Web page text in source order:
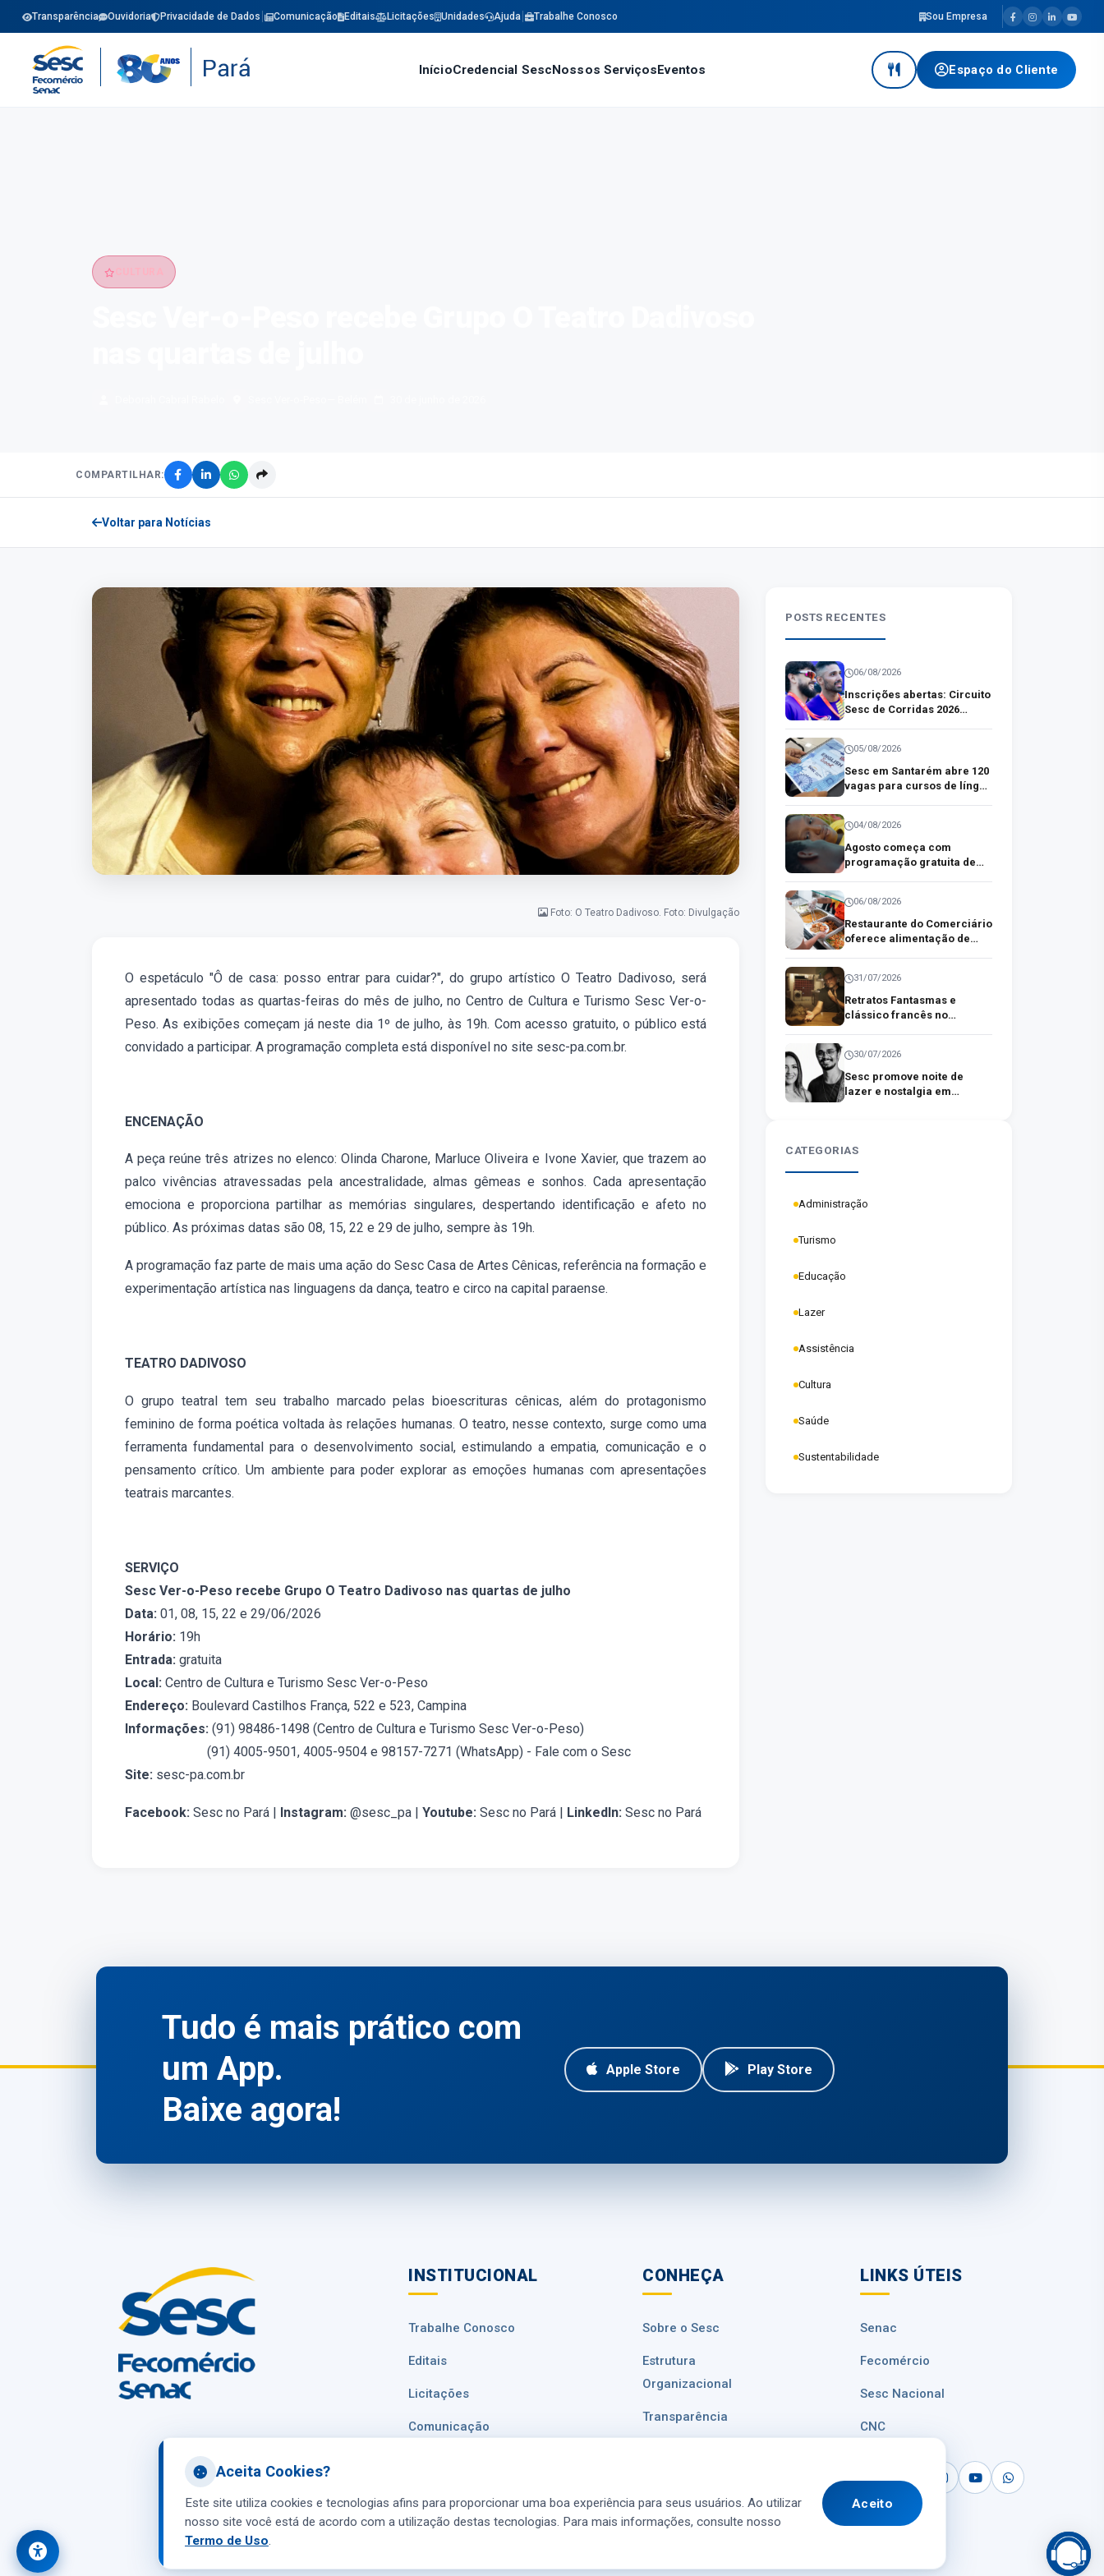
Transparência Ouvidoria Privacidade de Dados Comunicação Editais Licitações Unidades Ajuda Trabalhe Conosco Sou Empresa
InícioCredencial SescNossos ServiçosEventos Espaço do Cliente
COMPARTILHAR:
Voltar para Notícias
Foto: O Teatro Dadivoso. Foto: Divulgação
O espetáculo "Ô de casa: posso entrar para cuidar?", do grupo artístico O Teatro Dadivoso, será
apresentado todas as quartas-feiras do mês de julho, no Centro de Cultura e Turismo Sesc Ver-o-
Peso. As exibições começam já neste dia 1º de julho, às 19h. Com acesso gratuito, o público está
convidado a participar. A programação completa está disponível no site sesc-pa.com.br.
ENCENAÇÃO
A peça reúne três atrizes no elenco: Olinda Charone, Marluce Oliveira e Ivone Xavier, que trazem ao
palco vivências atravessadas pela ancestralidade, almas gêmeas e sonhos. Cada apresentação
emociona e proporciona partilhar as memórias singulares, despertando identificação e afeto no
público. As próximas datas são 08, 15, 22 e 29 de julho, sempre às 19h.
A programação faz parte de mais uma ação do Sesc Casa de Artes Cênicas, referência na formação e
experimentação artística nas linguagens da dança, teatro e circo na capital paraense.
TEATRO DADIVOSO
O grupo teatral tem seu trabalho marcado pelas bioescrituras cênicas, além do protagonismo
feminino de forma poética voltada às relações humanas. O teatro, nesse contexto, surge como uma
ferramenta fundamental para o desenvolvimento social, estimulando a empatia, comunicação e o
pensamento crítico. Um ambiente para poder explorar as emoções humanas com apresentações
teatrais marcantes.
SERVIÇO
Sesc Ver-o-Peso recebe Grupo O Teatro Dadivoso nas quartas de julho
Data: 01, 08, 15, 22 e 29/06/2026
Horário: 19h
Entrada: gratuita
Local: Centro de Cultura e Turismo Sesc Ver-o-Peso
Endereço: Boulevard Castilhos França, 522 e 523, Campina
Informações: (91) 98486-1498 (Centro de Cultura e Turismo Sesc Ver-o-Peso)
(91) 4005-9501, 4005-9504 e 98157-7271 (WhatsApp) - Fale com o Sesc
Site: sesc-pa.com.br
Facebook: Sesc no Pará | Instagram: @sesc_pa | Youtube: Sesc no Pará | LinkedIn: Sesc no Pará
POSTS RECENTES
06/08/2026
Inscrições abertas: Circuito
Sesc de Corridas 2026
05/08/2026
Sesc em Santarém abre 120
vagas para cursos de língua
04/08/2026
Agosto começa com
programação gratuita de
06/08/2026
Restaurante do Comerciário
oferece alimentação de
Belém
31/07/2026
Retratos Fantasmas e
clássico francês no
30/07/2026
Sesc promove noite de
lazer e nostalgia em
CATEGORIAS
Administração
Turismo
Educação
Lazer
Assistência
Cultura
Saúde
Sustentabilidade
Tudo é mais prático com
um App.
Baixe agora!
Apple Store Play Store
INSTITUCIONAL
Trabalhe Conosco
Editais
Licitações
Comunicação
(SAC)
CONHEÇA
Sobre o Sesc
Estrutura
Organizacional
Transparência
LINKS ÚTEIS
Senac
Fecomércio
Sesc Nacional
CNC
Aceita Cookies?
Este site utiliza cookies e tecnologias afins para proporcionar uma boa experiência para seus usuários. Ao utilizar
nosso site você está de acordo com a utilização destas tecnologias. Para mais informações, consulte nosso
Termo de Uso.
Aceito